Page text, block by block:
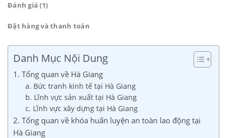
Đánh giá (1)
Đặt hàng và thanh toán
Danh Mục Nội Dung
1. Tổng quan về Hà Giang
a. Bức tranh kinh tế tại Hà Giang
b. Lĩnh vực sản xuất tại Hà Giang
c. Lĩnh vực xây dựng tại Hà Giang
2. Tổng quan về khóa huấn luyện an toàn lao động tại
Hà Giang